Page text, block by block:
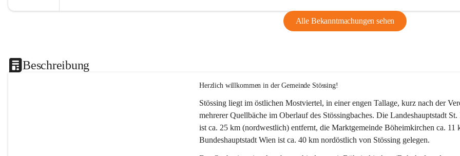
Alle Bekanntmachungen sehen
Beschreibung
Herzlich willkommen in der Gemeinde Stössing!
Stössing liegt im östlichen Mostviertel, in einer engen Tallage, kurz nach der
mehrerer Quellbäche im Oberlauf des Stössingbaches. Die Landeshauptstadt
ist ca. 25 km (nordwestlich) entfernt, die Marktgemeinde Böheimkirchen ca.
Bundeshauptstadt Wien ist ca. 40 km nordöstlich von Stössing gelegen.